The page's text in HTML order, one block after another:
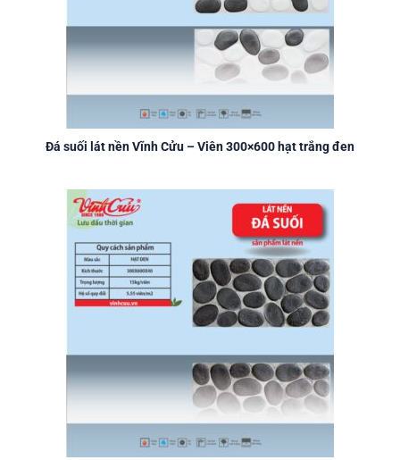
Đá suối lát nền Vĩnh Cửu – Viên 300×600 hạt trắng đen